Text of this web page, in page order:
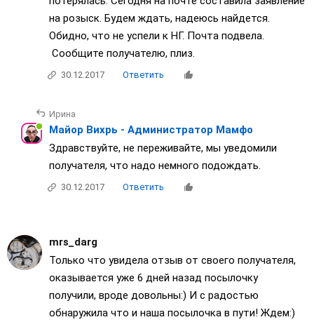
на розыск. Будем ждать, надеюсь найдется.
Обидно, что не успели к НГ. Почта подвела.
Сообщите получателю, плиз.
30.12.2017 Ответить
Ирина
Майор Вихрь - Администратор Мамфо
Здравствуйте, не переживайте, мы уведомили
получателя, что надо немного подождать.
30.12.2017 Ответить
mrs_darg
Только что увидела отзыв от своего получателя,
оказывается уже 6 дней назад посылочку
получили, вроде довольны:) И с радостью
обнаружила что и наша посылочка в пути! Ждем:)